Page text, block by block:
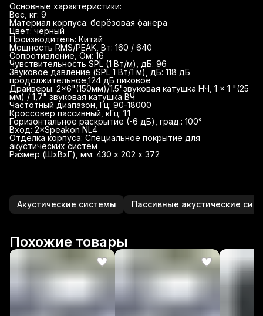
Основные характеристики:
Вес, кг: 9
Материал корпуса: берёзовая фанера
Цвет: чёрный
Производитель: Китай
Мощность RMS/PEAK, Вт: 160 / 640
Сопротивление, Ом: 16
Чувствительность SPL (1 Вт/м), дБ: 96
Звуковое давление (SPL 1 Вт/1 м), дБ: 118 дБ
продолжительное,124 дБ пиковое
Драйверы: 2×6"(150мм)/1.5"звуковая катушка НЧ, 1 × 1 "(25
мм) / 1,7" звуковая катушка ВЧ
Частотный диапазон, Гц: 90-18000
Кроссовер пассивный, кГц: 1.1
Горизонтальное раскрытие (-6 дБ), град.: 100°
Вход: 2×Speakon NL4
Отделка корпуса: Специальное покрытие для
акустических систем
Размер (ШхВхГ), мм: 430 х 202 х 372
Акустические системы Пассивные акустические
Похожие товары